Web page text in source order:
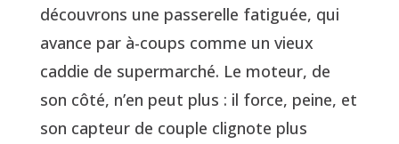
découvrons une passerelle fatiguée, qui
avance par à-coups comme un vieux
caddie de supermarché. Le moteur, de
son côté, n’en peut plus : il force, peine, et
son capteur de couple clignote plus